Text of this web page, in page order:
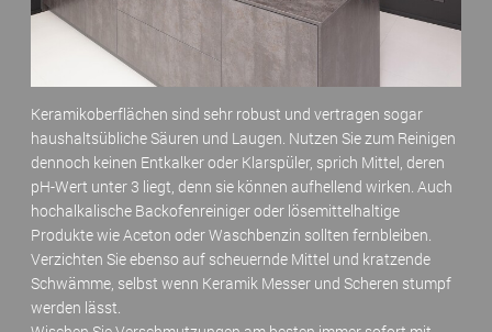
Keramikoberflächen sind sehr robust und vertragen sogar
haushaltsübliche Säuren und Laugen. Nutzen Sie zum Reinigen
dennoch keinen Entkalker oder Klarspüler, sprich Mittel, deren
pH-Wert unter 3 liegt, denn sie können aufhellend wirken. Auch
hochalkalische Backofenreiniger oder lösemittelhaltige
Produkte wie Aceton oder Waschbenzin sollten fernbleiben.
Verzichten Sie ebenso auf scheuernde Mittel und kratzende
Schwämme, selbst wenn Keramik Messer und Scheren stumpf
werden lässt.